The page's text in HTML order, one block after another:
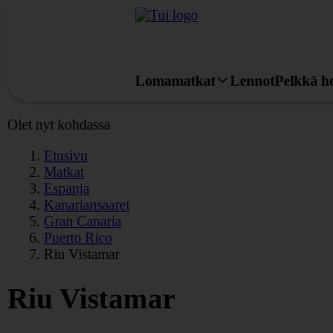
Lomamatkat LennotPelkkä
Olet nyt kohdassa
Etusivu
Matkat
Espanja
Kanariansaaret
Gran Canaria
Puerto Rico
Riu Vistamar
Riu Vistamar